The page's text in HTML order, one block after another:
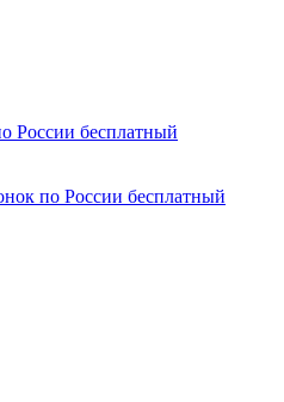
России бесплатный
по России бесплатный